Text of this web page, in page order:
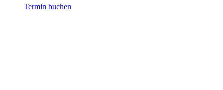
Termin buchen